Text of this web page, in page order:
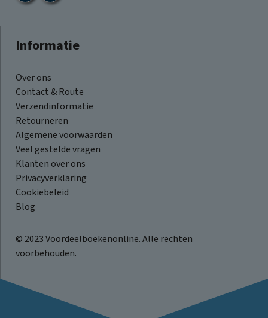
Informatie
Over ons
Contact & Route
Verzendinformatie
Retourneren
Algemene voorwaarden
Veel gestelde vragen
Klanten over ons
Privacyverklaring
Cookiebeleid
Blog
© 2023 Voordeelboekenonline. Alle rechten
voorbehouden.